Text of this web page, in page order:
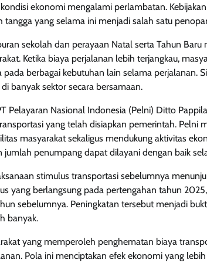
ekonomi mengalami perlambatan.
tangga yang selama ini menjadi salah satu
sekolah dan perayaan Natal serta Tahun
Ketika biaya perjalanan lebih terjangkau,
berbagai kebutuhan lain selama perjalanan.
banyak sektor secara bersamaan.
Pelayaran Nasional Indonesia (Pelni) Ditto
yang telah disiapkan pemerintah. Pelni
masyarakat sekaligus mendukung aktivitas
jumlah penumpang dapat dilayani dengan baik
stimulus transportasi sebelumnya
yang berlangsung pada pertengahan tahun
sebelumnya. Peningkatan tersebut menjadi
banyak.
yang memperoleh penghematan biaya
Pola ini menciptakan efek ekonomi yang